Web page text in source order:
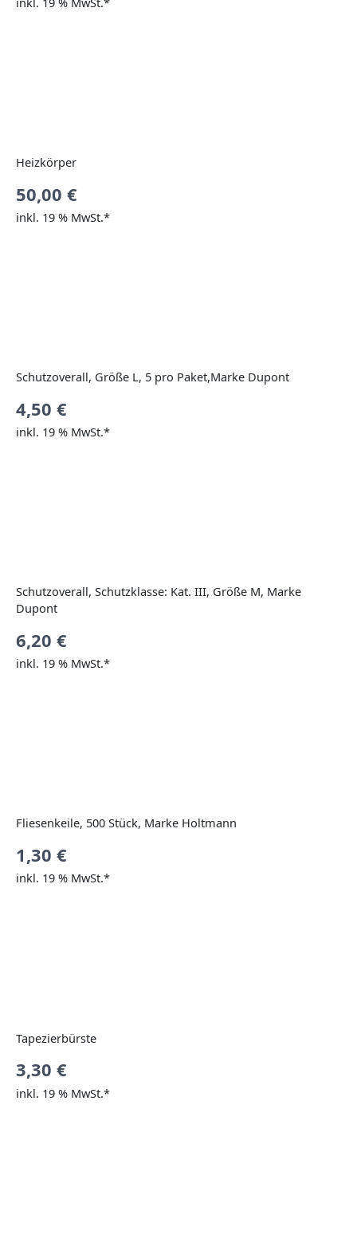
Heizkörper
50,00 €
inkl. 19 % MwSt.*
Schutzoverall, Größe L, 5 pro Paket,Marke Dupont
4,50 €
inkl. 19 % MwSt.*
Schutzoverall, Schutzklasse: Kat. III, Größe M, Marke
Dupont
6,20 €
inkl. 19 % MwSt.*
Fliesenkeile, 500 Stück, Marke Holtmann
1,30 €
inkl. 19 % MwSt.*
Tapezierbürste
3,30 €
inkl. 19 % MwSt.*